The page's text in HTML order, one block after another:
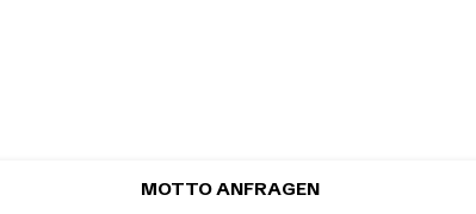
MOTTO ANFRAGEN